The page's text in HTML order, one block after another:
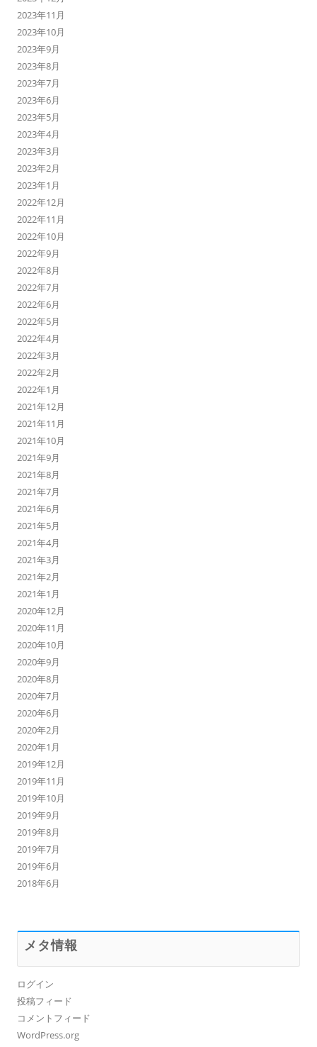
2023年11月
2023年10月
2023年9月
2023年8月
2023年7月
2023年6月
2023年5月
2023年4月
2023年3月
2023年2月
2023年1月
2022年12月
2022年11月
2022年10月
2022年9月
2022年8月
2022年7月
2022年6月
2022年5月
2022年4月
2022年3月
2022年2月
2022年1月
2021年12月
2021年11月
2021年10月
2021年9月
2021年8月
2021年7月
2021年6月
2021年5月
2021年4月
2021年3月
2021年2月
2021年1月
2020年12月
2020年11月
2020年10月
2020年9月
2020年8月
2020年7月
2020年6月
2020年2月
2020年1月
2019年12月
2019年11月
2019年10月
2019年9月
2019年8月
2019年7月
2019年6月
2018年6月
メタ情報
ログイン
投稿フィード
コメントフィード
WordPress.org